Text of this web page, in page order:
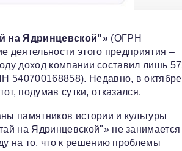
на Ядринцевской"»(ОГРН
этого предприятия –
доход компании составил лишь
540700168858). Недавно, в
подумав сутки, отказался.
памятников истории и культуры
на Ядринцевской"» не занимается
на то, что к решению проблемы